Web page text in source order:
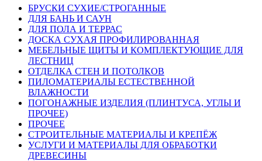
БРУСКИ СУХИЕ/СТРОГАННЫЕ
ДЛЯ БАНЬ И САУН
ДЛЯ ПОЛА И ТЕРРАС
ДОСКА СУХАЯ ПРОФИЛИРОВАННАЯ
МЕБЕЛЬНЫЕ ЩИТЫ И КОМПЛЕКТУЮЩИЕ ДЛЯ
ЛЕСТНИЦ
ОТДЕЛКА СТЕН И ПОТОЛКОВ
ПИЛОМАТЕРИАЛЫ ЕСТЕСТВЕННОЙ
ВЛАЖНОСТИ
ПОГОНАЖНЫЕ ИЗДЕЛИЯ (ПЛИНТУСА, УГЛЫ И
ПРОЧЕЕ)
ПРОЧЕЕ
СТРОИТЕЛЬНЫЕ МАТЕРИАЛЫ И КРЕПЁЖ
УСЛУГИ И МАТЕРИАЛЫ ДЛЯ ОБРАБОТКИ
ДРЕВЕСИНЫ